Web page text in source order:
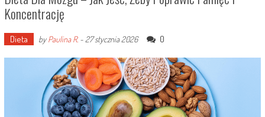
Koncentrację
Dieta byPaulina R.- 27 stycznia 2026 0